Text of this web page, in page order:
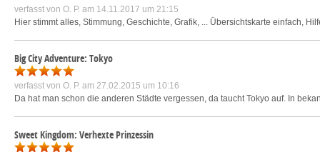
verfasst von O. P. am 14.11.2017 um 21:15
Hier stimmt alles, Stimmung, Geschichte, Grafik, ... Übersichtskarte einfach,
Big City Adventure: Tokyo
verfasst von O. P. am 27.02.2015 um 10:16
Da hat man schon die anderen Städte vergessen, da taucht Tokyo auf. In
Sweet Kingdom: Verhexte Prinzessin